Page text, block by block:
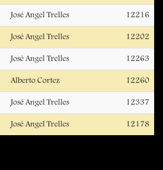
José Angel Trelles 12216
José Angel Trelles 12202
José Angel Trelles 12263
Alberto Cortez 12260
José Angel Trelles 12337
José Angel Trelles 12178